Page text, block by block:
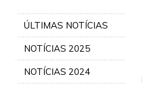
ÚLTIMAS NOTÍCIAS
NOTÍCIAS 2025
NOTÍCIAS 2024